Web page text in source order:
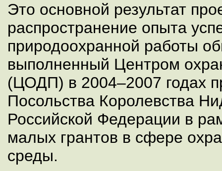
Это основной результат
распространение опыта
природоохранной работы
выполненный Центром
(ЦОДП) в 2004–2007 годах
Посольства Королевства
Российской Федерации в
малых грантов в сфере
среды.